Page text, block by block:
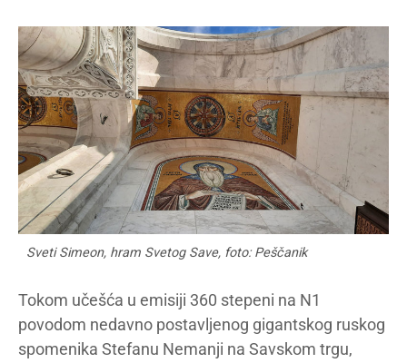
Sveti Simeon, hram Svetog Save, foto: Peščanik
Tokom učešća u emisiji 360 stepeni na N1
povodom nedavno postavljenog gigantskog ruskog
spomenika Stefanu Nemanji na Savskom trgu,